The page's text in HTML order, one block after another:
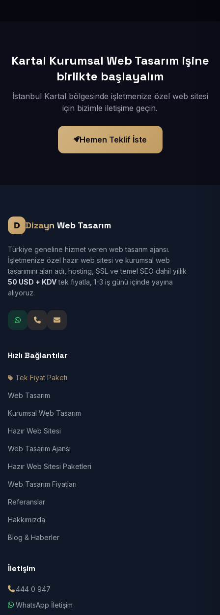
Kartal Kurumsal Web Tasarım işine
birlikte başlayalım
İstanbul Kartal bölgesinde işletmenize özel web sitesi
için bizimle iletişime geçin.
Hemen Teklif İste
Dizayn Web Tasarım
Türkiye geneline hizmet veren web tasarım ajansı.
İşletmenize özel hazır web sitesi ve kurumsal web
tasarımını alan adı, hosting, SSL ve temel SEO dahil yıllık
50 USD + KDVtek fiyatla, 1-3 iş günü içinde yayına
alıyoruz.
Hızlı Bağlantılar
Tek Fiyat Paketi
Web Tasarım
Kurumsal Web Tasarım
Hazır Web Sitesi
Web Tasarım Ajansı
Hazır Web Sitesi Paketleri
Web Tasarım Fiyatları
Referanslar
Hakkımızda
Blog & Haberler
İletişim
444 0 947
WhatsApp İletişim